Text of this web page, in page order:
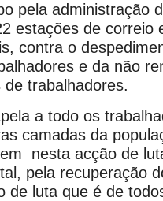
pela administração
estações de correio
contra o
e da não
trabalhadores.
a todo os
camadas da
nesta acção de
pela recuperação
de luta que é de